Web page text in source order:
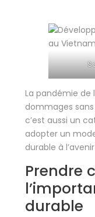
La pandémie de
dommages
c’est aussi un
adopter un
durable à
Prendre
durable